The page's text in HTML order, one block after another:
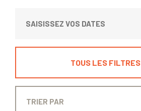
TOUS LES FILTRES